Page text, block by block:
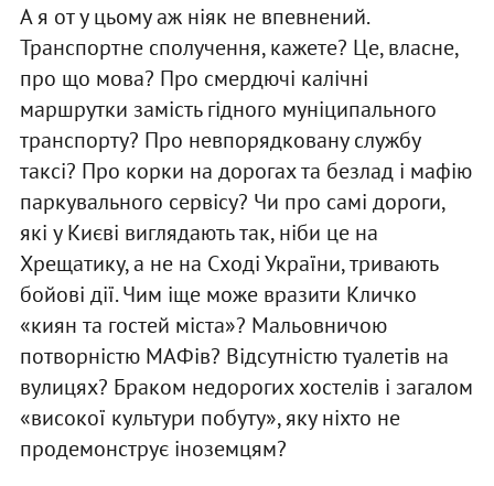
А я от у цьому аж ніяк не впевнений.
Транспортне сполучення, кажете? Це, власне,
про що мова? Про смердючі калічні
маршрутки замість гідного муніципального
транспорту? Про невпорядковану службу
таксі? Про корки на дорогах та безлад і мафію
паркувального сервісу? Чи про самі дороги,
які у Києві виглядають так, ніби це на
Хрещатику, а не на Сході України, тривають
бойові дії. Чим іще може вразити Кличко
«киян та гостей міста»? Мальовничою
потворністю МАФів? Відсутністю туалетів на
вулицях? Браком недорогих хостелів і загалом
«високої культури побуту», яку ніхто не
продемонструє іноземцям?